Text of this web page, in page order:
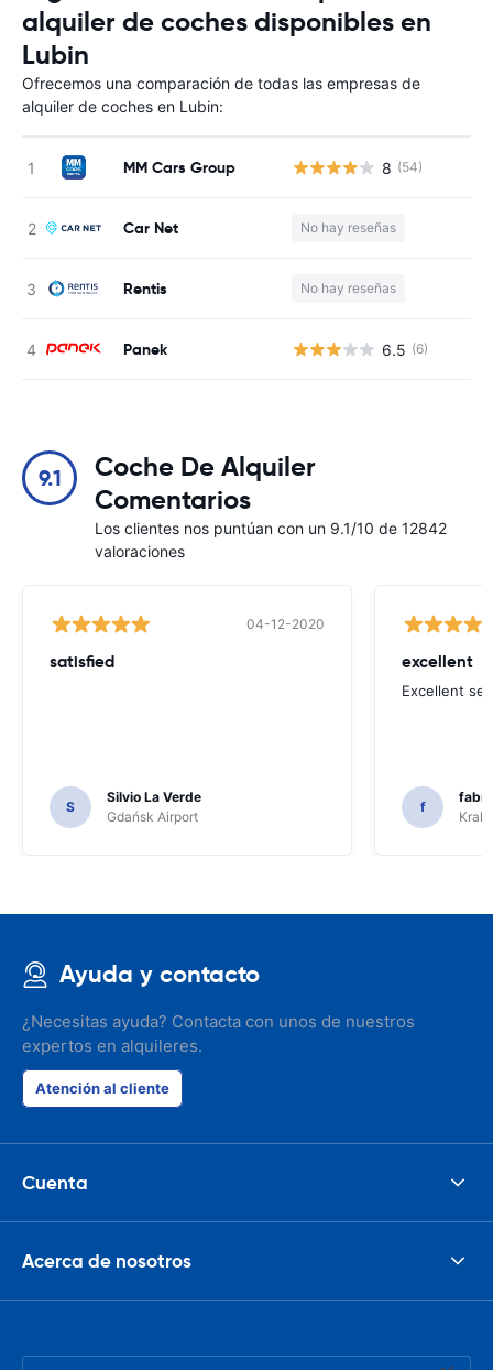
alquiler de coches disponibles en
Lubin
Ofrecemos una comparación de todas las empresas de
alquiler de coches en Lubin:
MM Cars Group 8 (54)
Car Net No hay reseñas
Rentis No hay reseñas
Panek 6.5 (6)
9.1
Coche De Alquiler
Comentarios
Los clientes nos puntúan con un 9.1/10 de 12842
valoraciones
04-12-2020
satisfied
S
Silvio La Verde
Gdańsk Airport
excellent
Excellent
f
Ayuda y contacto
¿Necesitas ayuda? Contacta con unos de nuestros
expertos en alquileres.
Atención al cliente
Cuenta
Acerca de nosotros